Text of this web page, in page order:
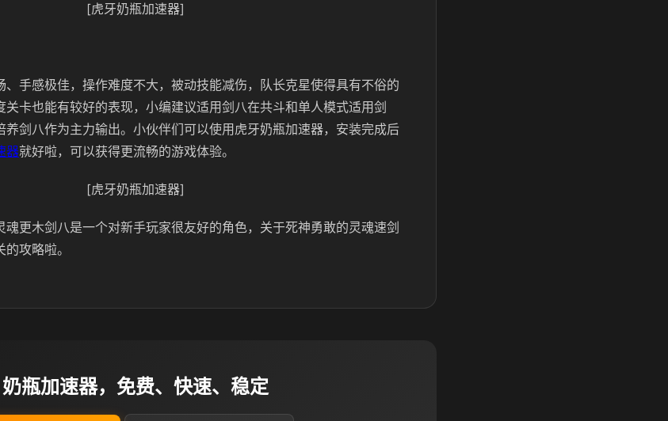
[虎牙奶瓶加速器]
、手感极佳，操作难度不大，被动技能减伤，队长克星使得具有不俗的
关卡也能有较好的表现，小编建议适用剑八在共斗和单人模式适用剑
养剑八作为主力输出。小伙伴们可以使用虎牙奶瓶加速器，安装完成后
器就好啦，可以获得更流畅的游戏体验。
[虎牙奶瓶加速器]
魂更木剑八是一个对新手玩家很友好的角色，关于死神勇敢的灵魂速剑
攻略啦。
奶瓶加速器，免费、快速、稳定